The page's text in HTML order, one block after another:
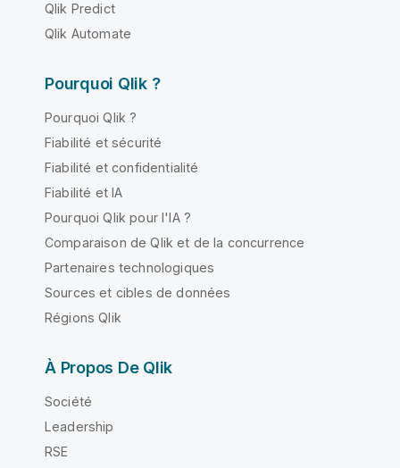
Qlik Predict
Qlik Automate
Pourquoi Qlik ?
Pourquoi Qlik ?
Fiabilité et sécurité
Fiabilité et confidentialité
Fiabilité et IA
Pourquoi Qlik pour l'IA ?
Comparaison de Qlik et de la concurrence
Partenaires technologiques
Sources et cibles de données
Régions Qlik
À Propos De Qlik
Société
Leadership
RSE